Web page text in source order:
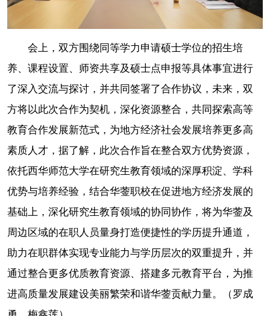
会上，双方围绕同等学力申请硕士学位的招生培
养、课程设置、师资共享及硕士点申报等具体事宜进行
了深入交流与探讨，并共同签署了合作协议，未来，双
方将以此次合作为契机，深化资源整合，共同探索高等
教育合作发展新范式，为地方经济社会发展培养更多高
素质人才，据了解，此次合作旨在整合双方优势资源，
依托西华师范大学在研究生教育领域的深厚积淀、学科
优势与培养经验，结合华蓥职校在促进地方经济发展的
基础上，深化研究生教育领域的协同协作，将为华蓥及
周边区域的在职人员量身打造便捷性的学历提升通道，
助力在职群体实现专业能力与学历层次的双重提升，并
通过整合更多优质教育资源、搭建多元教育平台，为推
进高质量发展建设美丽繁荣和谐华蓥贡献力量。（罗成